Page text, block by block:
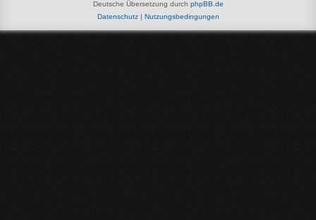
Deutsche Übersetzung durch phpBB.de
Datenschutz| Nutzungsbedingungen